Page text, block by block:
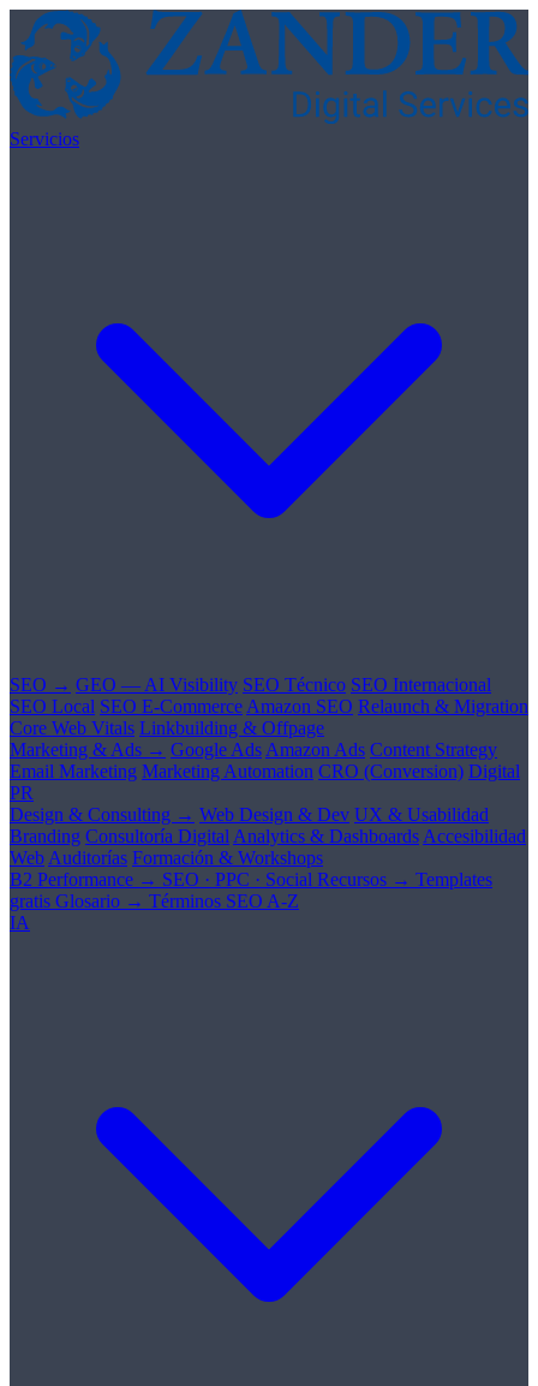
Skip to content
Servicios
SEO → GEO — AI Visibility SEO Técnico SEO Internacional
SEO Local SEO E-Commerce Amazon SEO Relaunch & Migration
Core Web Vitals Linkbuilding & Offpage
Marketing & Ads → Google Ads Amazon Ads Content Strategy
Email Marketing Marketing Automation CRO (Conversion) Digital
PR
Design & Consulting → Web Design & Dev UX & Usabilidad
Branding Consultoría Digital Analytics & Dashboards Accesibilidad
Web Auditorías Formación & Workshops
B2 Performance → SEO · PPC · Social Recursos → Templates
gratis Glosario → Términos SEO A-Z
IA